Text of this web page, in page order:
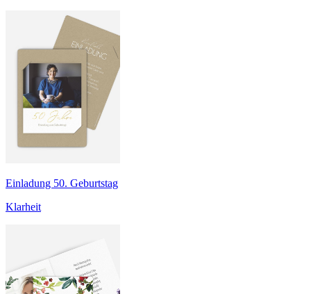
Einladung 50. Geburtstag
Klarheit